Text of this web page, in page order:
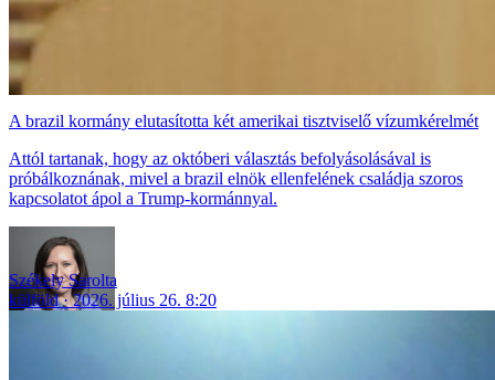
A brazil kormány elutasította két amerikai tisztviselő vízumkérelmét
Attól tartanak, hogy az októberi választás befolyásolásával is
próbálkoznának, mivel a brazil elnök ellenfelének családja szoros
kapcsolatot ápol a Trump-kormánnyal.
Székely Sarolta
külföld
2026. július 26. 8:20